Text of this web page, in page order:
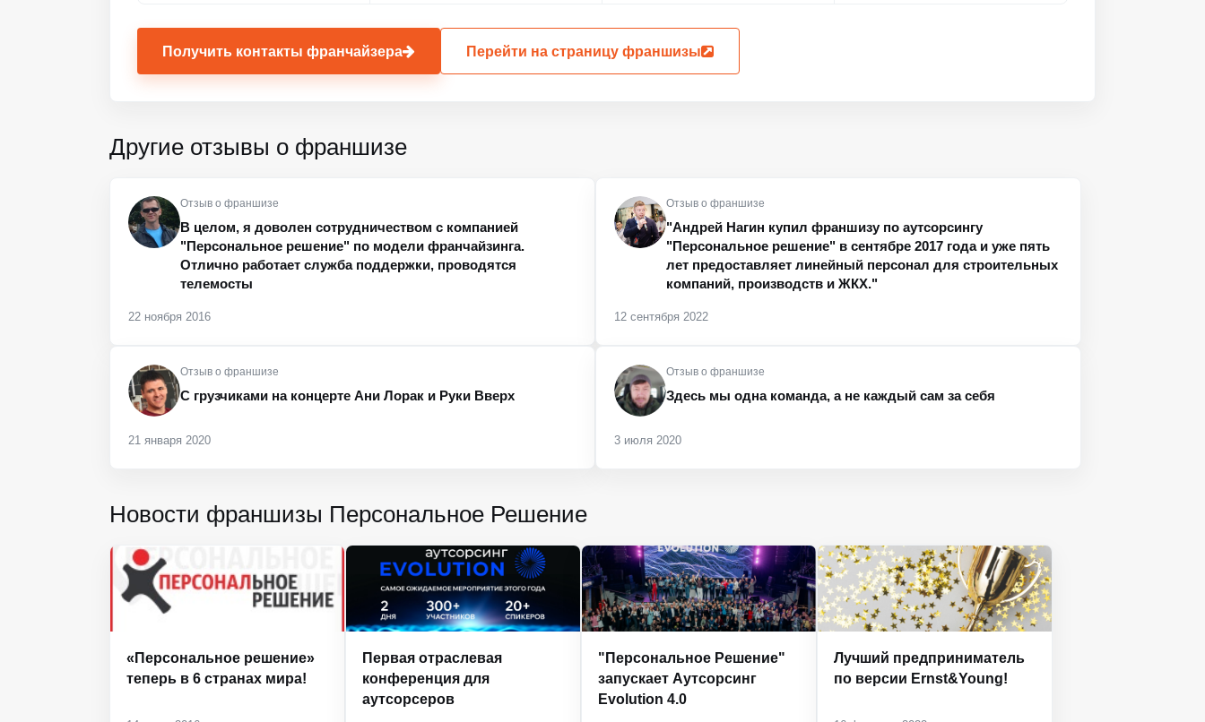
Получить контакты франчайзера Перейти на страницу франшизы
Другие отзывы о франшизе
Отзыв о франшизе
В целом, я доволен сотрудничеством с компанией
"Персональное решение" по модели франчайзинга.
Отлично работает служба поддержки, проводятся
телемосты
22 ноября 2016
Отзыв о франшизе
"Андрей Нагин купил франшизу по аутсорсингу
"Персональное решение" в сентябре 2017 года и уже пять
лет предоставляет линейный персонал для строительных
компаний, производств и ЖКХ."
12 сентября 2022
Отзыв о франшизе
С грузчиками на концерте Ани Лорак и Руки Вверх
21 января 2020
Отзыв о франшизе
Здесь мы одна команда, а не каждый сам за себя
3 июля 2020
Новости франшизы Персональное Решение
«Персональное решение»
теперь в 6 странах мира!
Первая отраслевая
конференция для
аутсорсеров
"Персональное Решение"
запускает Аутсорсинг
Evolution 4.0
Лучший предприниматель
по версии Ernst&Young!